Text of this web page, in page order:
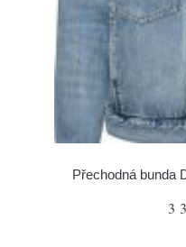
Přechodná bunda
3